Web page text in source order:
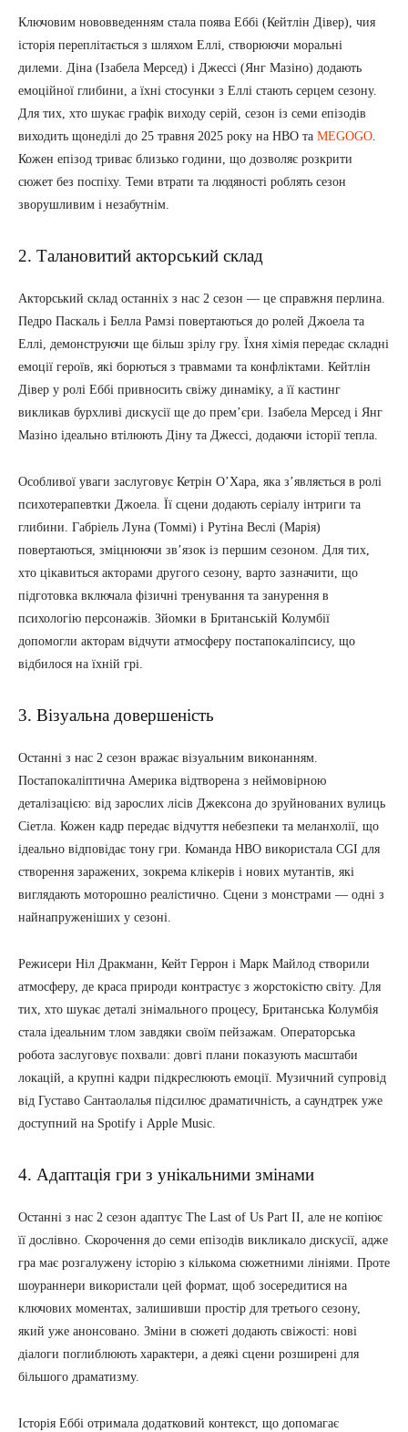
Ключовим нововведенням стала поява Еббі (Кейтлін Дівер), чия
історія переплітається з шляхом Еллі, створюючи моральні
дилеми. Діна (Ізабела Мерсед) і Джессі (Янг Мазіно) додають
емоційної глибини, а їхні стосунки з Еллі стають серцем сезону.
Для тих, хто шукає графік виходу серій, сезон із семи епізодів
виходить щонеділі до 25 травня 2025 року на HBO та MEGOGO.
Кожен епізод триває близько години, що дозволяє розкрити
сюжет без поспіху. Теми втрати та людяності роблять сезон
зворушливим і незабутнім.
2. Талановитий акторський склад
Акторський склад останніх з нас 2 сезон — це справжня перлина.
Педро Паскаль і Белла Рамзі повертаються до ролей Джоела та
Еллі, демонструючи ще більш зрілу гру. Їхня хімія передає складні
емоції героїв, які борються з травмами та конфліктами. Кейтлін
Дівер у ролі Еббі привносить свіжу динаміку, а її кастинг
викликав бурхливі дискусії ще до прем’єри. Ізабела Мерсед і Янг
Мазіно ідеально втілюють Діну та Джессі, додаючи історії тепла.
Особливої уваги заслуговує Кетрін О’Хара, яка з’являється в ролі
психотерапевтки Джоела. Її сцени додають серіалу інтриги та
глибини. Габріель Луна (Томмі) і Рутіна Веслі (Марія)
повертаються, зміцнюючи зв’язок із першим сезоном. Для тих,
хто цікавиться акторами другого сезону, варто зазначити, що
підготовка включала фізичні тренування та занурення в
психологію персонажів. Зйомки в Британській Колумбії
допомогли акторам відчути атмосферу постапокаліпсису, що
відбилося на їхній грі.
3. Візуальна довершеність
Останні з нас 2 сезон вражає візуальним виконанням.
Постапокаліптична Америка відтворена з неймовірною
деталізацією: від зарослих лісів Джексона до зруйнованих вулиць
Сіетла. Кожен кадр передає відчуття небезпеки та меланхолії, що
ідеально відповідає тону гри. Команда HBO використала CGI для
створення заражених, зокрема клікерів і нових мутантів, які
виглядають моторошно реалістично. Сцени з монстрами — одні з
найнапруженіших у сезоні.
Режисери Ніл Дракманн, Кейт Геррон і Марк Майлод створили
атмосферу, де краса природи контрастує з жорстокістю світу. Для
тих, хто шукає деталі знімального процесу, Британська Колумбія
стала ідеальним тлом завдяки своїм пейзажам. Операторська
робота заслуговує похвали: довгі плани показують масштаби
локацій, а крупні кадри підкреслюють емоції. Музичний супровід
від Густаво Сантаолалья підсилює драматичність, а саундтрек уже
доступний на Spotify і Apple Music.
4. Адаптація гри з унікальними змінами
Останні з нас 2 сезон адаптує The Last of Us Part II, але не копіює
її дослівно. Скорочення до семи епізодів викликало дискусії, адже
гра має розгалужену історію з кількома сюжетними лініями. Проте
шоураннери використали цей формат, щоб зосередитися на
ключових моментах, залишивши простір для третього сезону,
який уже анонсовано. Зміни в сюжеті додають свіжості: нові
діалоги поглиблюють характери, а деякі сцени розширені для
більшого драматизму.
Історія Еббі отримала додатковий контекст, що допомагає